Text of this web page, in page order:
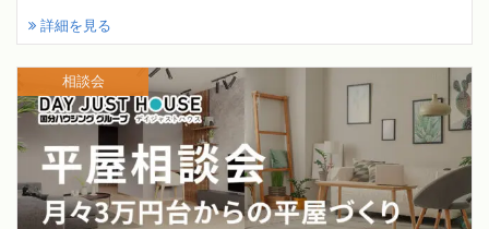
詳細を見る
相談会